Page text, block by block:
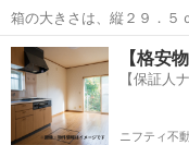
箱の大きさは、縦２９．５
群馬 佐波郡 新町駅
【格安
【保証人
ニフティ不